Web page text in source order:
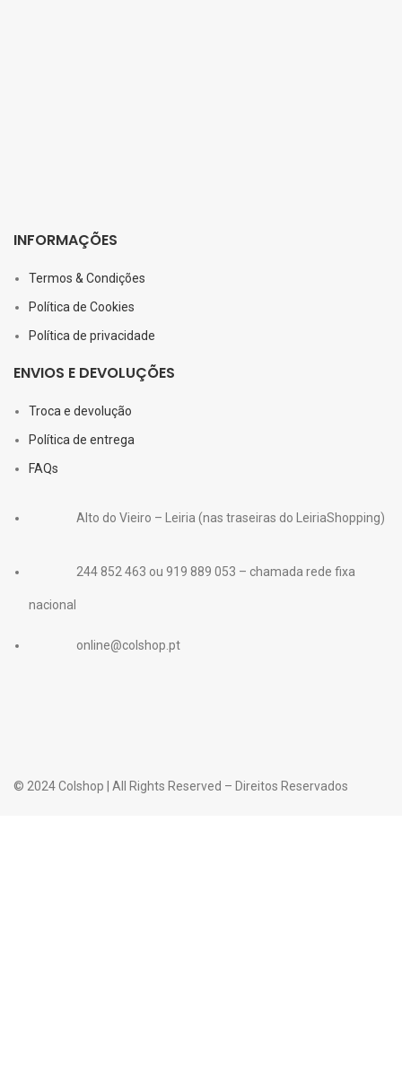
INFORMAÇÕES
Termos & Condições
Política de Cookies
Política de privacidade
ENVIOS E DEVOLUÇÕES
Troca e devolução
Política de entrega
FAQs
Alto do Vieiro – Leiria (nas traseiras do LeiriaShopping)
244 852 463 ou 919 889 053 – chamada rede fixa
nacional
online@colshop.pt
© 2024 Colshop | All Rights Reserved – Direitos Reservados